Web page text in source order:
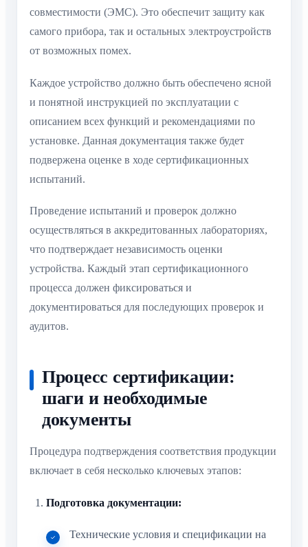
совместимости (ЭМС). Это обеспечит защиту как
самого прибора, так и остальных электроустройств
от возможных помех.
Каждое устройство должно быть обеспечено ясной
и понятной инструкцией по эксплуатации с
описанием всех функций и рекомендациями по
установке. Данная документация также будет
подвержена оценке в ходе сертификационных
испытаний.
Проведение испытаний и проверок должно
осуществляться в аккредитованных лабораториях,
что подтверждает независимость оценки
устройства. Каждый этап сертификационного
процесса должен фиксироваться и
документироваться для последующих проверок и
аудитов.
Процесс сертификации:
шаги и необходимые
документы
Процедура подтверждения соответствия продукции
включает в себя несколько ключевых этапов:
Подготовка документации:
Технические условия и спецификации на